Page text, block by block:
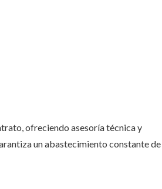
ofreciendo asesoría técnica y
un abastecimiento constante de